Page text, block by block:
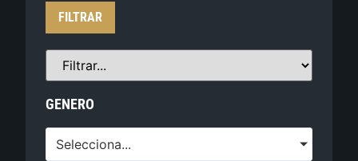
FILTRAR
GENERO
Selecciona...